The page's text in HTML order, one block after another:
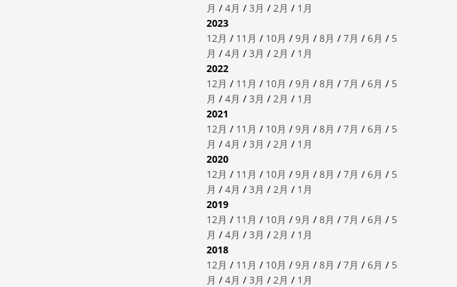
月 / 4月 / 3月 / 2月 / 1月
2023
12月 / 11月 / 10月 / 9月 / 8月 / 7月 / 6月 / 5
月 / 4月 / 3月 / 2月 / 1月
2022
12月 / 11月 / 10月 / 9月 / 8月 / 7月 / 6月 / 5
月 / 4月 / 3月 / 2月 / 1月
2021
12月 / 11月 / 10月 / 9月 / 8月 / 7月 / 6月 / 5
月 / 4月 / 3月 / 2月 / 1月
2020
12月 / 11月 / 10月 / 9月 / 8月 / 7月 / 6月 / 5
月 / 4月 / 3月 / 2月 / 1月
2019
12月 / 11月 / 10月 / 9月 / 8月 / 7月 / 6月 / 5
月 / 4月 / 3月 / 2月 / 1月
2018
12月 / 11月 / 10月 / 9月 / 8月 / 7月 / 6月 / 5
月 / 4月 / 3月 / 2月 / 1月